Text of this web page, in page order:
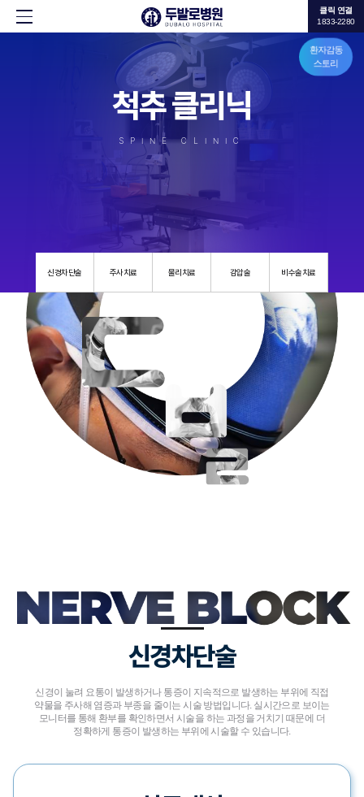
클릭 연결
1833-2280
환자감동
스토리
신경차단술 주사치료 물리치료 감압술 비수술치료
척추 클리닉
SPINE CLINIC
신경차단술
신경이 눌려 요통이 발생하거나 통증이 지속적으로 발생하는 부위에 직접
약물을 주사해 염증과 부종을 줄이는 시술 방법입니다. ​실시간으로 보이는
모니터를 통해 환부를 확인하면서 시술을 하는 과정을 거치기 때문에 더
정확하게 통증이 발생하는 부위에 시술할 수 있습니다.